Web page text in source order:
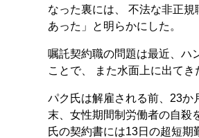
なった裏には、 不法な非正
あった」と明らかにした。
嘱託契約職の問題は最近、ハ
ことで、 また水面上に出てき
パク氏は解雇される前、23か
末、女性期間制労働者の自殺
氏の契約書には13日の超短期